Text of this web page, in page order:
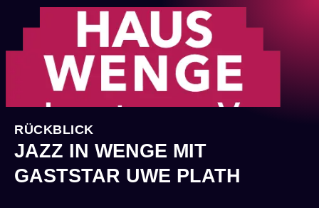
RÜCKBLICK
JAZZ IN WENGE MIT
GASTSTAR UWE PLATH